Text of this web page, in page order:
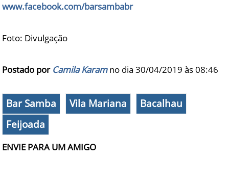
www.facebook.com/barsambabr
Foto: Divulgação
Postado por Camila Karamno dia 30/04/2019 às08:46
Bar Samba Vila Mariana
Bacalhau
Feijoada
ENVIE PARA UM AMIGO